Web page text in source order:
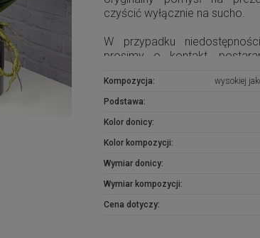
czyścić wyłącznie na sucho.
W przypadku
prosimy o kontakt,
kompozycję.
Kompozycja: wysokiej
Podstawa:
Kolor donicy:
Kolor kompozycji:
Wymiar donicy:
Wymiar kompozycji:
Cena dotyczy: